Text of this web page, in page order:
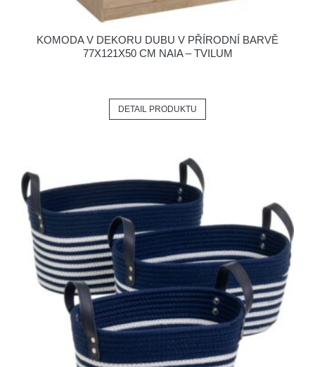
KOMODA V DEKORU DUBU V PŘÍRODNÍ BARVĚ
77X121X50 CM NAIA – TVILUM
DETAIL PRODUKTU